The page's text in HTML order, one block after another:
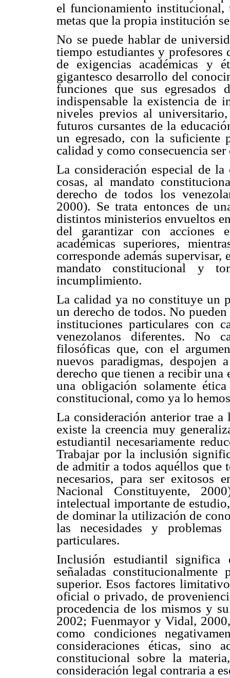
el funcionamiento
metas que la propia institución
No se puede hablar de
tiempo estudiantes y profesores
de exigencias académicas y
gigantesco desarrollo del
funciones que sus egresados
indispensable la existencia de
niveles previos al
futuros cursantes de la
un egresado, con la suficiente
calidad y como consecuencia
La consideración especial de
cosas, al mandato
derecho de todos los
2000). Se trata entonces de
distintos ministerios envueltos
del garantizar con acciones
académicas superiores,
corresponde además
mandato constitucional y
incumplimiento.
La calidad ya no constituye un
un derecho de todos. No
instituciones particulares con
venezolanos diferentes. No
filosóficas que, con el
nuevos paradigmas, despojen
derecho que tienen a recibir una
una obligación solamente
constitucional, como ya lo
La consideración anterior trae
existe la creencia muy
estudiantil necesariamente
Trabajar por la inclusión
de admitir a todos aquéllos que
necesarios, para ser exitosos
Nacional Constituyente,
intelectual importante de
de dominar la utilización de
las necesidades y
particulares.
Inclusión estudiantil
señaladas
superior. Esos factores
oficial o privado, de
procedencia de los mismos y
2002; Fuenmayor y Vidal,
como condiciones
consideraciones éticas, sino
constitucional sobre la
consideración legal contraria a